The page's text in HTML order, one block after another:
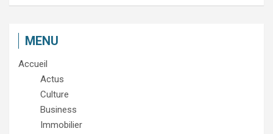
MENU
Accueil
Actus
Culture
Business
Immobilier